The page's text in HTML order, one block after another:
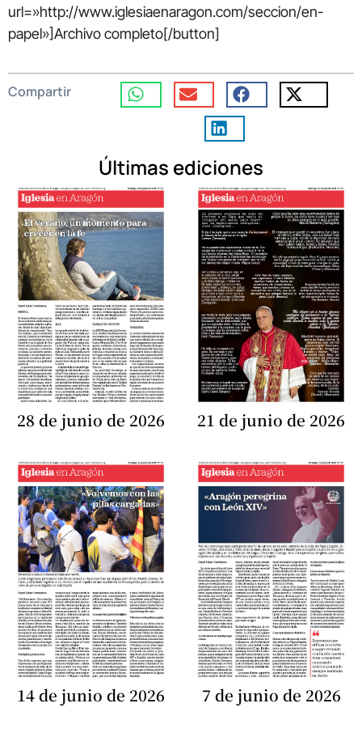
url=»http://www.iglesiaenaragon.com/seccion/en-
papel»]Archivo completo[/button]
Compartir
Últimas ediciones
28 de junio de 2026 21 de junio de 2026
14 de junio de 2026 7 de junio de 2026